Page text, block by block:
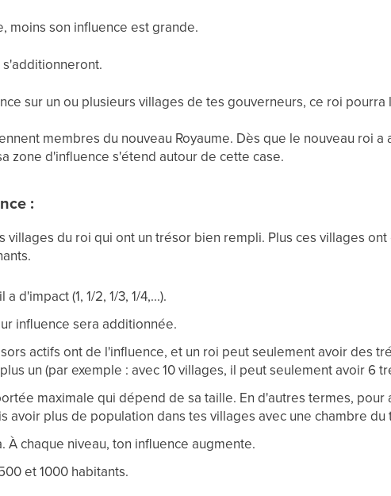
moins son influence est grande.
sur un ou plusieurs villages de tes gouverneurs, ce roi pourra
membres du nouveau Royaume. Dès que le nouveau roi a
zone d'influence s'étend autour de cette case.
:
du roi qui ont un trésor bien rempli. Plus ces villages ont
d'impact (1, 1/2, 1/3, 1/4,...).
influence sera additionnée.
actifs ont de l'influence, et un roi peut seulement avoir des
un (par exemple : avec 10 villages, il peut seulement avoir 6
maximale qui dépend de sa taille. En d'autres termes, pour
avoir plus de population dans tes villages avec une chambre du
À chaque niveau, ton influence augmente.
et 1000 habitants.